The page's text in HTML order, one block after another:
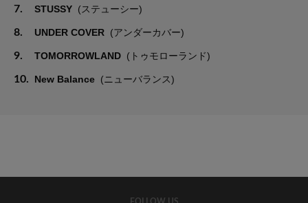
7. STUSSY (ステューシー)
8. UNDER COVER (アンダーカバー)
9. TOMORROWLAND (トゥモローランド)
10. New Balance (ニューバランス)